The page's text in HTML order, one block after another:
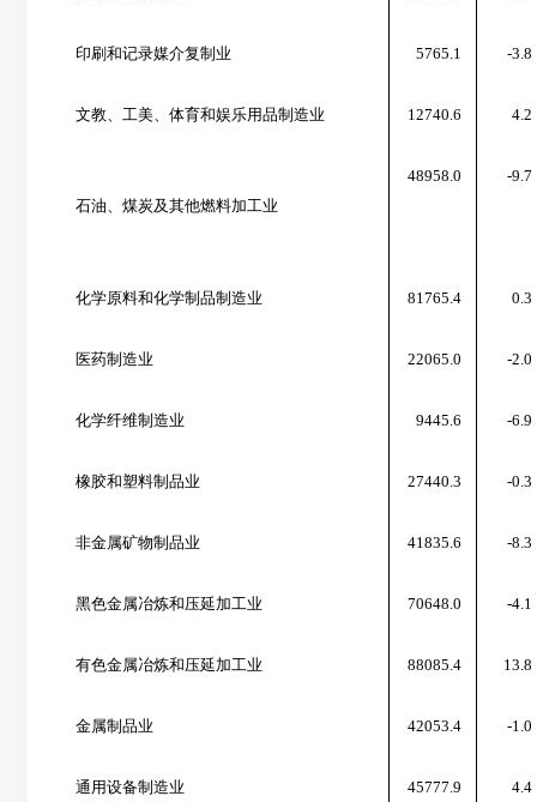
印刷和记录媒介复制业 5765.1 -3.8
文教、工美、体育和娱乐用品制造业 12740.6 4.2
石油、煤炭及其他燃料加工业
48958.0 -9.7
化学原料和化学制品制造业 81765.4 0.3
医药制造业 22065.0 -2.0
化学纤维制造业 9445.6 -6.9
橡胶和塑料制品业 27440.3 -0.3
非金属矿物制品业 41835.6 -8.3
黑色金属冶炼和压延加工业 70648.0 -4.1
有色金属冶炼和压延加工业 88085.4 13.8
金属制品业 42053.4 -1.0
通用设备制造业 45777.9 4.4